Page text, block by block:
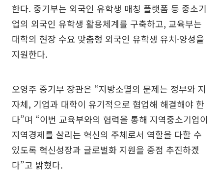
한다. 중기부는 외국인 유학생 매칭 플랫폼 등 중소기
업의 외국인 유학생 활용체계를 구축하고, 교육부는
대학의 현장 수요 맞춤형 외국인 유학생 유치·양성을
지원한다.
오영주 중기부 장관은 “지방소멸의 문제는 정부와 지
자체, 기업과 대학이 유기적으로 협업해 해결해야 한
다”며 “이번 교육부와의 협력을 통해 지역중소기업이
지역경제를 살리는 혁신의 주체로서 역할을 다할 수
있도록 혁신성장과 글로벌화 지원을 중점 추진하겠
다”고 밝혔다.